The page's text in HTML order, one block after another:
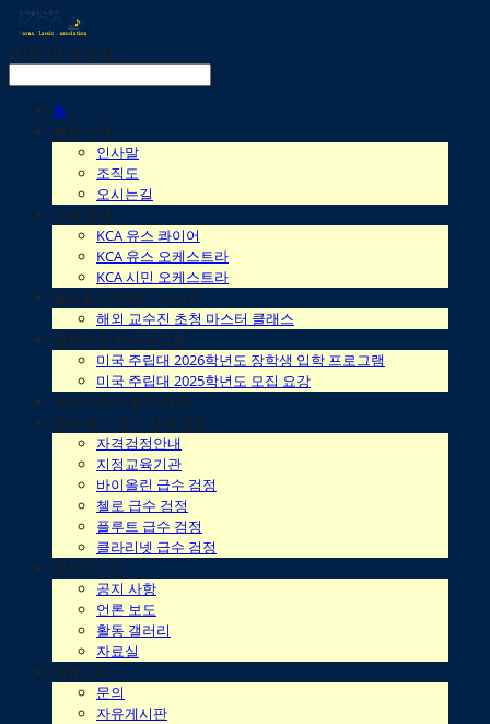
LOG IN 로그인
홈
협회 소개
인사말
조직도
오시는길
소속 단체
KCA 유스 콰이어
KCA 유스 오케스트라
KCA 시민 오케스트라
글로벌 아카데미 시리즈
해외 교수진 초청 마스터 클래스
장학생 입학 프로그램
미국 주립대 2026학년도 장학생 입학 프로그램
미국 주립대 2025학년도 모집 요강
캐나다 영어 음악 캠프
음악 실기 급수 자격 검정
자격검정안내
지정교육기관
바이올린 급수 검정
첼로 급수 검정
플루트 급수 검정
클라리넷 급수 검정
공지/소식
공지 사항
언론 보도
활동 갤러리
자료실
커뮤니티
문의
자유게시판